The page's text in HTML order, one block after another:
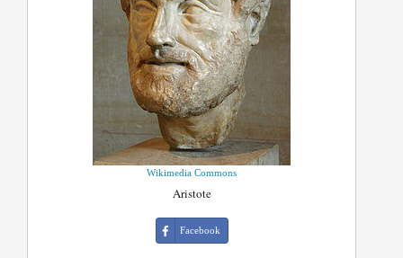
Wikimedia Commons
Aristote
Facebook